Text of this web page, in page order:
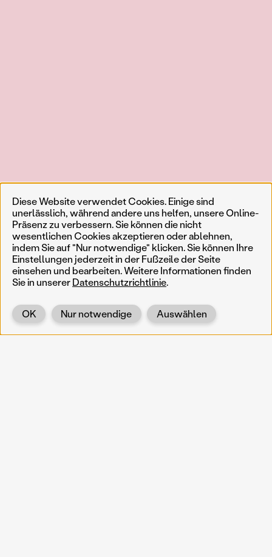
Diese Website verwendet Cookies. Einige sind
unerlässlich, während andere uns helfen, unsere Online-
Präsenz zu verbessern. Sie können die nicht
wesentlichen Cookies akzeptieren oder ablehnen,
indem Sie auf "Nur notwendige" klicken. Sie können Ihre
Einstellungen jederzeit in der Fußzeile der Seite
einsehen und bearbeiten. Weitere Informationen finden
Sie in unsererDatenschutzrichtlinie.
Auswählen
Nur notwendige
OK